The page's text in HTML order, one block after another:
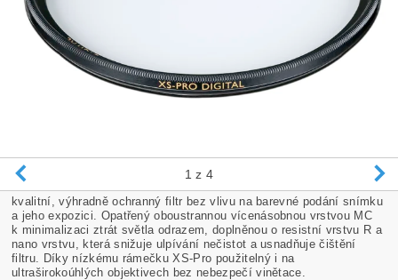
1 z 4
kvalitní, výhradně ochranný filtr bez vlivu na barevné podání snímku
a jeho expozici. Opatřený oboustrannou vícenásobnou vrstvou MC
k minimalizaci ztrát světla odrazem, doplněnou o resistní vrstvu R a
nano vrstvu, která snižuje ulpívání nečistot a usnadňuje čištění
filtru. Díky nízkému rámečku XS-Pro použitelný i na
ultraširokoúhlých objektivech bez nebezpečí vinětace.